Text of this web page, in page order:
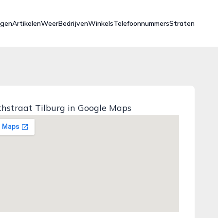
ArtikelenWeerBedrijvenWinkelsTelefoonnummersStraten
Tilburg in Google Maps